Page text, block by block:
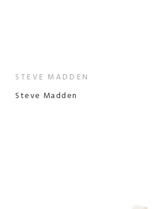
STEVE MADDEN
Steve Madden